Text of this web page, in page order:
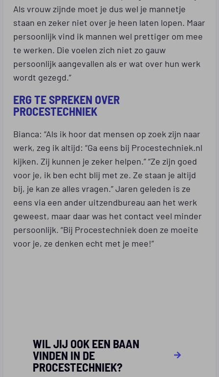
Als vrouw zijnde moet je dus wel je mannetje
staan en zeker niet over je heen laten lopen. Maar
persoonlijk vind ik mannen wel prettiger om mee
te werken. Die voelen zich niet zo gauw
persoonlijk aangevallen als er wat over hun werk
wordt gezegd.”
ERG TE SPREKEN OVER
PROCESTECHNIEK
Bianca: “Als ik hoor dat mensen op zoek zijn naar
werk, zeg ik altijd: “Ga eens bij Procestechniek.nl
kijken. Zij kunnen je zeker helpen.” “Ze zijn goed
voor je, ik ben echt blij met ze. Ze staan je altijd
bij, je kan ze alles vragen.” Jaren geleden is ze
eens via een ander uitzendbureau aan het werk
geweest, maar daar was het contact veel minder
persoonlijk. “Bij Procestechniek doen ze moeite
voor je, ze denken echt met je mee!”
WIL JIJ OOK EEN BAAN
VINDEN IN DE
PROCESTECHNIEK?